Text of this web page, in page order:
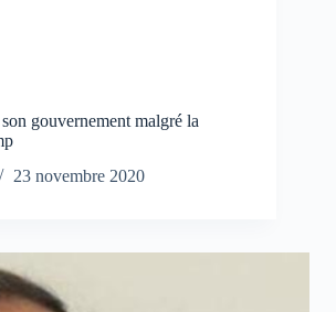
gouvernement malgré la
23 novembre 2020